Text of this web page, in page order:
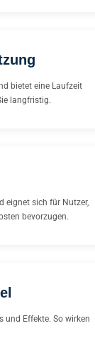
bietet eine Laufzeit
langfristig.
eignet sich für Nutzer,
bevorzugen.
und Effekte. So wirken